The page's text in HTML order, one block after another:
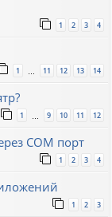
1 2 3 4
1 11 12 13 14
1 9 10 11 12
COM порт
1 2 3 4
1 2 3